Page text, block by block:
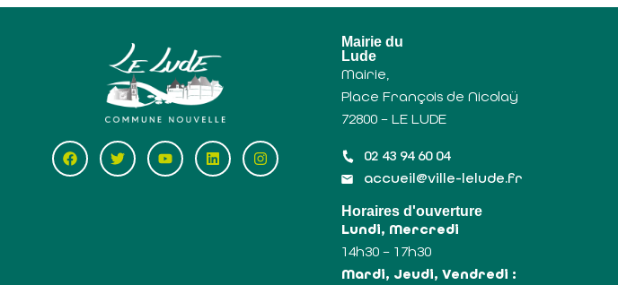
Mairie du
Lude
Mairie,
Place François de Nicolaÿ
72800 – LE LUDE
02 43 94 60 04
accueil@ville-lelude.fr
Horaires d'ouverture
Lundi, Mercredi
14h30 – 17h30
Mardi, Jeudi, Vendredi :